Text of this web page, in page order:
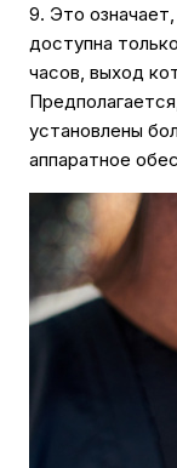
9. Это
доступна
часов, выход
установлены
аппаратное